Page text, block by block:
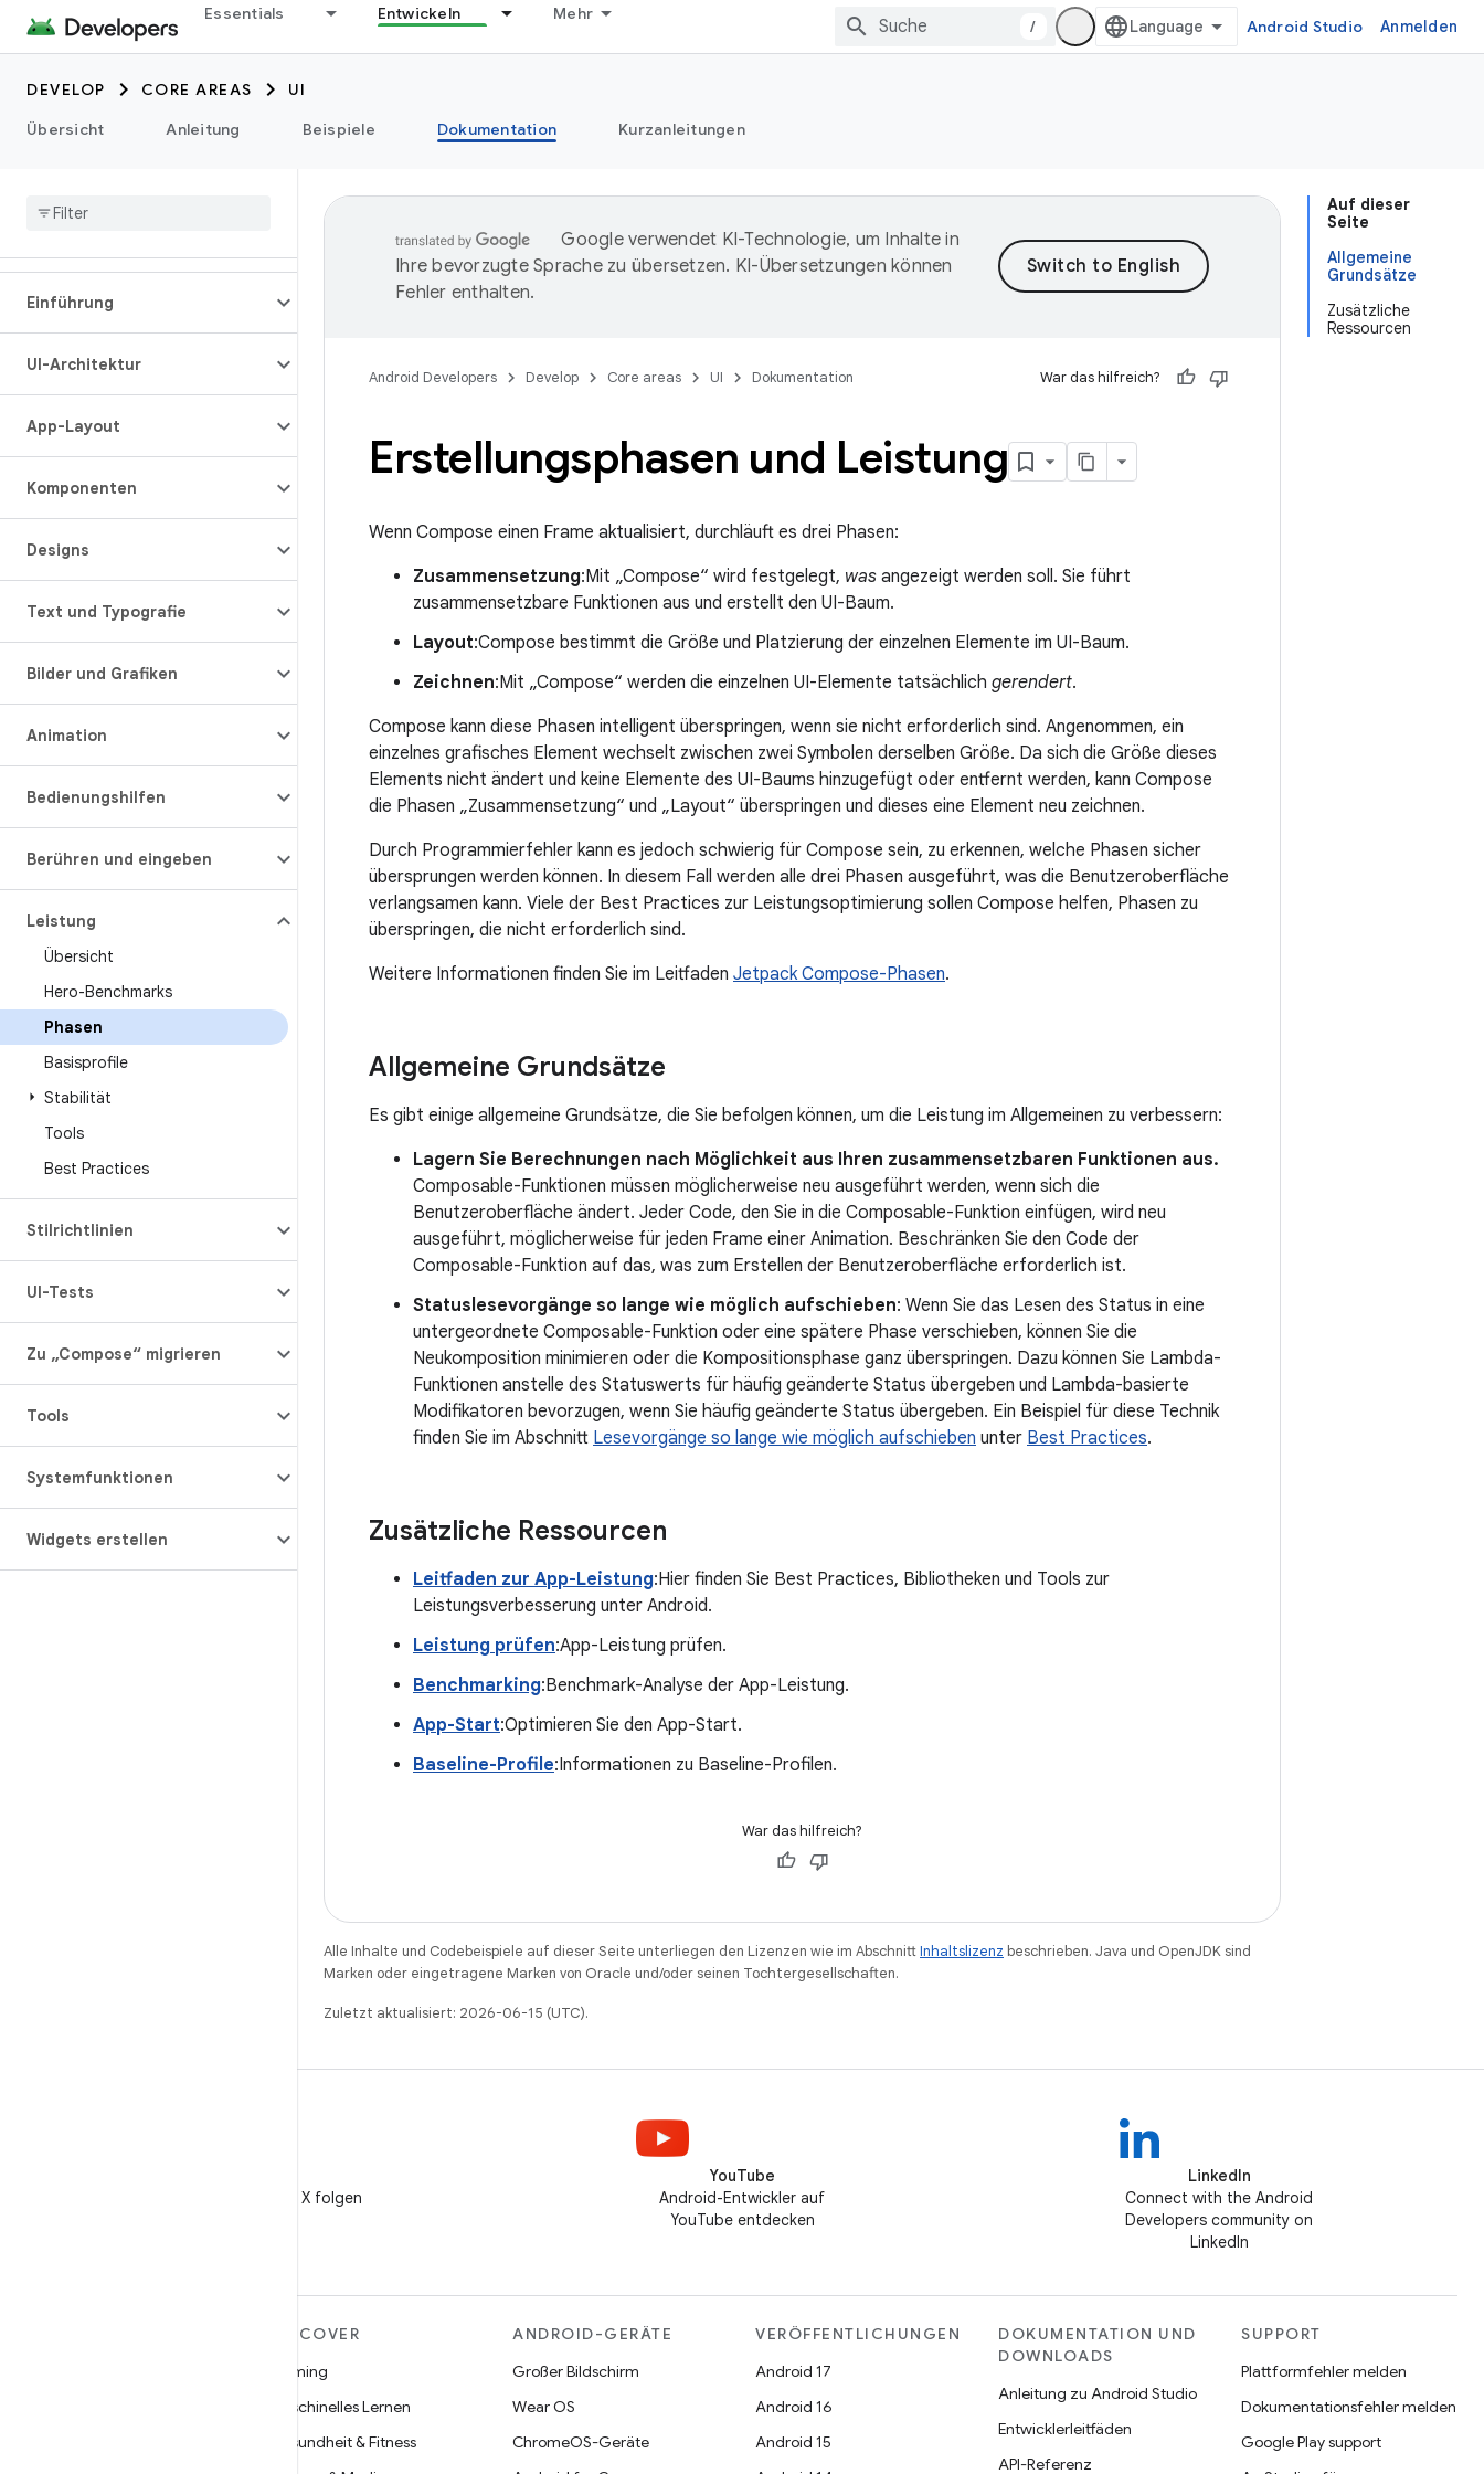
Essentials Entwickeln Mehr
/ Android Studio Anmelden
DEVELOP CORE AREAS
UI
Übersicht
Anleitung Beispiele Dokumentation Kurzanleitungen
Einführung
UI-Architektur
App-Layout
Komponenten
Designs
Text und Typografie
Bilder und Grafiken
Animation
Bedienungshilfen
Berühren und eingeben
Leistung
Übersicht
Hero-Benchmarks
Phasen
Basisprofile
Stabilität
Tools
Best Practices
Stilrichtlinien
UI-Tests
Zu „Compose“ migrieren
Tools
Systemfunktionen
Widgets erstellen
Auf dieser
Seite
Allgemeine
Grundsätze
Zusätzliche
Ressourcen
Google verwendet KI-Technologie, um Inhalte in
Ihre bevorzugte Sprache zu übersetzen. KI-Übersetzungen können
Fehler enthalten.
Android Developers Develop Core areas UI Dokumentation War das hilfreich?
Erstellungsphasen und Leistung
Wenn Compose einen Frame aktualisiert, durchläuft es drei Phasen:
Zusammensetzung:Mit „Compose“ wird festgelegt, was angezeigt werden soll. Sie führt
zusammensetzbare Funktionen aus und erstellt den UI-Baum.
Layout:Compose bestimmt die Größe und Platzierung der einzelnen Elemente im UI-Baum.
Zeichnen:Mit „Compose“ werden die einzelnen UI-Elemente tatsächlich gerendert.
Compose kann diese Phasen intelligent überspringen, wenn sie nicht erforderlich sind. Angenommen, ein
einzelnes grafisches Element wechselt zwischen zwei Symbolen derselben Größe. Da sich die Größe dieses
Elements nicht ändert und keine Elemente des UI-Baums hinzugefügt oder entfernt werden, kann Compose
die Phasen „Zusammensetzung“ und „Layout“ überspringen und dieses eine Element neu zeichnen.
Durch Programmierfehler kann es jedoch schwierig für Compose sein, zu erkennen, welche Phasen sicher
übersprungen werden können. In diesem Fall werden alle drei Phasen ausgeführt, was die Benutzeroberfläche
verlangsamen kann. Viele der Best Practices zur Leistungsoptimierung sollen Compose helfen, Phasen zu
überspringen, die nicht erforderlich sind.
Weitere Informationen finden Sie im Leitfaden Jetpack Compose-Phasen.
Allgemeine Grundsätze
Es gibt einige allgemeine Grundsätze, die Sie befolgen können, um die Leistung im Allgemeinen zu verbessern:
Lagern Sie Berechnungen nach Möglichkeit aus Ihren zusammensetzbaren Funktionen aus.
Composable-Funktionen müssen möglicherweise neu ausgeführt werden, wenn sich die
Benutzeroberfläche ändert. Jeder Code, den Sie in die Composable-Funktion einfügen, wird neu
ausgeführt, möglicherweise für jeden Frame einer Animation. Beschränken Sie den Code der
Composable-Funktion auf das, was zum Erstellen der Benutzeroberfläche erforderlich ist.
Statuslesevorgänge so lange wie möglich aufschieben: Wenn Sie das Lesen des Status in eine
untergeordnete Composable-Funktion oder eine spätere Phase verschieben, können Sie die
Neukomposition minimieren oder die Kompositionsphase ganz überspringen. Dazu können Sie Lambda-
Funktionen anstelle des Statuswerts für häufig geänderte Status übergeben und Lambda-basierte
Modifikatoren bevorzugen, wenn Sie häufig geänderte Status übergeben. Ein Beispiel für diese Technik
finden Sie im Abschnitt Lesevorgänge so lange wie möglich aufschieben unter Best Practices.
Zusätzliche Ressourcen
Leitfaden zur App-Leistung:Hier finden Sie Best Practices, Bibliotheken und Tools zur
Leistungsverbesserung unter Android.
Leistung prüfen:App-Leistung prüfen.
Benchmarking:Benchmark-Analyse der App-Leistung.
App-Start:Optimieren Sie den App-Start.
Baseline-Profile:Informationen zu Baseline-Profilen.
War das hilfreich?
Alle Inhalte und Codebeispiele auf dieser Seite unterliegen den Lizenzen wie im AbschnittInhaltslizenz beschrieben. Java und OpenJDK sind
Marken oder eingetragene Marken von Oracle und/oder seinen Tochtergesellschaften.
Zuletzt aktualisiert: 2026-06-15 (UTC).
@AndroidDev auf X folgen
YouTube
Android-Entwickler auf
YouTube entdecken
LinkedIn
Connect with the Android
Developers community on
LinkedIn
DISCOVER
Gaming
Maschinelles Lernen
Gesundheit & Fitness
ANDROID-GERÄTE
Großer Bildschirm
Wear OS
ChromeOS-Geräte
VERÖFFENTLICHUNGEN
Android 17
Android 16
Android 15
DOKUMENTATION UND
DOWNLOADS
Anleitung zu Android Studio
Entwicklerleitfäden
API-Referenz
SUPPORT
Plattformfehler melden
Dokumentationsfehler melden
Google Play support